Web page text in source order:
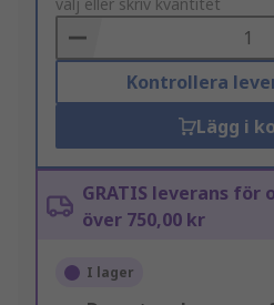
to
Basket
välj eller skriv kvantitet
Kontrollera
Lägg i
GRATIS leverans
över 750,00 kr
I lager